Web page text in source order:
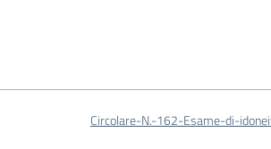
Circolare-N.-162-Esame-di-